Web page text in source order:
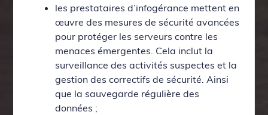
les prestataires d’infogérance mettent en
œuvre des mesures de sécurité avancées
pour protéger les serveurs contre les
menaces émergentes. Cela inclut la
surveillance des activités suspectes et la
gestion des correctifs de sécurité. Ainsi
que la sauvegarde régulière des
données ;